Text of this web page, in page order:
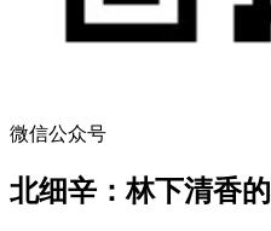
微信公众号
北细辛：林下清香